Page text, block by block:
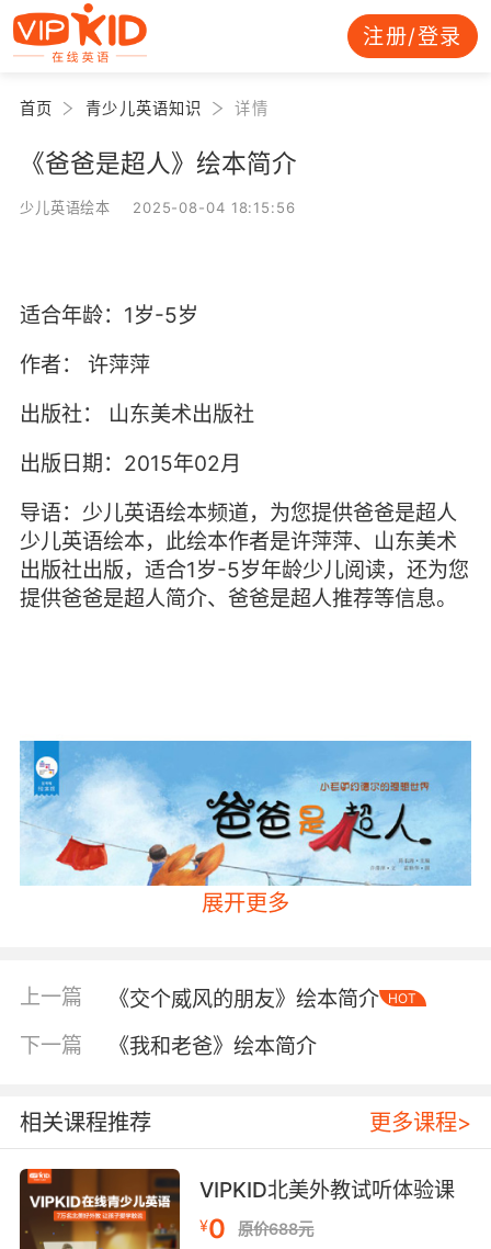
注册/登录
首页 青少儿英语知识 详情
《爸爸是超人》绘本简介
少儿英语绘本 2025-08-04 18:15:56
适合年龄：1岁-5岁
作者：
许萍萍
出版社：
山东美术出版社
出版日期：2015年02月
导语：少儿英语绘本频道，为您提供爸爸是超人
少儿英语绘本，此绘本作者是许萍萍、山东美术
出版社出版，适合1岁-5岁年龄少儿阅读，还为您
提供爸爸是超人简介、爸爸是超人推荐等信息。
内容简介
展开更多
上一篇 《交个威风的朋友》绘本简介 HOT
下一篇 《我和老爸》绘本简介
相关课程推荐 更多课程>
VIPKID北美外教试听体验课
¥0 原价688元